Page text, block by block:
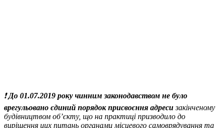
❗️До 01.07.2019 року чинним законодавством не було
врегульовано єдиний порядок присвоєння адресизакінченому
будівництвом об’єкту, що на практиці призводило до
вирішення цих питань органами місцевого самоврядування та